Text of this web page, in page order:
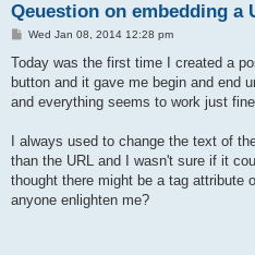
Qeuestion on embedding a
P
s
Wed Jan 08, 2014 12:28 pm
Today was the first time I created a
button and it gave me begin and end
and everything seems to work just
I always used to change the text of
than the URL and I wasn't sure if it
thought there might be a tag attribute
anyone enlighten me?